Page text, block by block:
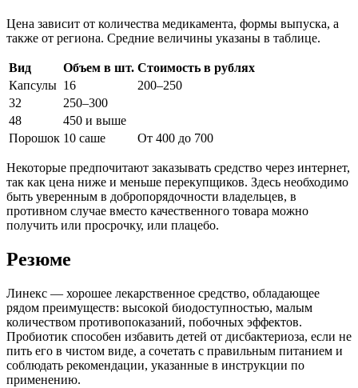
Цена зависит от количества медикамента, формы выпуска, а
также от региона. Средние величины указаны в таблице.
Вид Объем в шт. Стоимость в рублях
Капсулы 16
200–250
32
250–300
48
450 и выше
Порошок 10 саше От 400 до 700
Некоторые предпочитают заказывать средство через интернет,
так как цена ниже и меньше перекупщиков. Здесь необходимо
быть уверенным в добропорядочности владельцев, в
противном случае вместо качественного товара можно
получить или просрочку, или плацебо.
Резюме
Линекс — хорошее лекарственное средство, обладающее
рядом преимуществ: высокой биодоступностью, малым
количеством противопоказаний, побочных эффектов.
Пробиотик способен избавить детей от дисбактериоза, если не
пить его в чистом виде, а сочетать с правильным питанием и
соблюдать рекомендации, указанные в инструкции по
применению.